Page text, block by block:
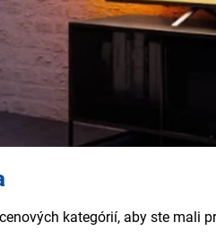
kategórií, aby ste mali